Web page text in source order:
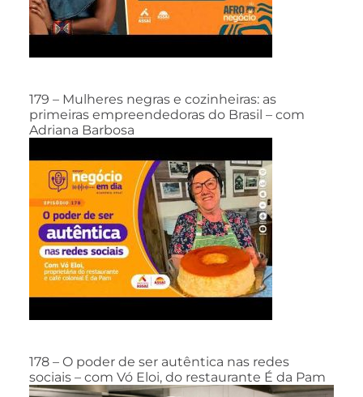
179 – Mulheres negras e cozinheiras: as
primeiras empreendedoras do Brasil – com
Adriana Barbosa
178 – O poder de ser autêntica nas redes
sociais – com Vó Eloi, do restaurante É da Pam